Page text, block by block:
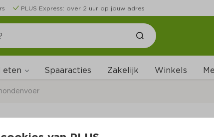
PLUS Express: over 2 uur op jouw adres
eten Spaaracties Zakelijk Winkels